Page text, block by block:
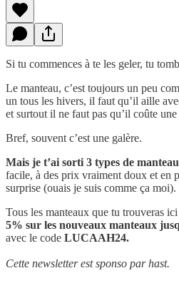
Si tu commences à te les geler, tu
Le manteau, c’est toujours un peu
un tous les hivers, il faut qu’il aille
et surtout il ne faut pas qu’il coûte
Bref, souvent c’est une galère.
Mais je t’ai sorti 3 types de manteau
facile, à des prix vraiment doux et en
surprise (ouais je suis comme ça moi).
Tous les manteaux que tu trouveras
5% sur les nouveaux manteaux
avec le code LUCAAH24.
Cette newsletter est sponso par hast.